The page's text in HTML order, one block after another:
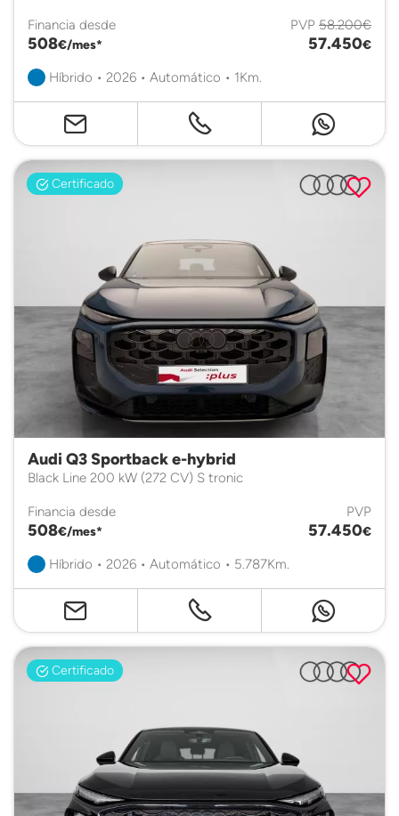
Financia desde
508€/mes*
PVP 58.200€
57.450€
Híbrido • 2026 • Automático • 1Km.
Certificado
Audi Q3 Sportback e-hybrid
Black Line 200 kW (272 CV) S tronic
Financia desde
508€/mes*
PVP
57.450€
Híbrido • 2026 • Automático • 5.787Km.
Certificado